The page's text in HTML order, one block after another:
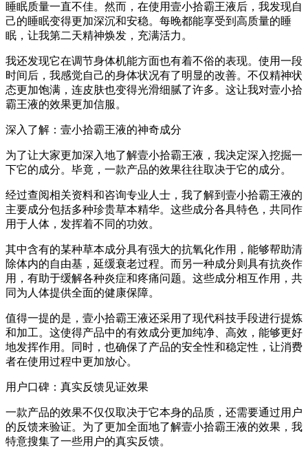
睡眠质量一直不佳。然而，在使用壹小拾霸王液后，我发现自
己的睡眠变得更加深沉和安稳。每晚都能享受到高质量的睡
眠，让我第二天精神焕发，充满活力。
我还发现它在调节身体机能方面也有着不俗的表现。使用一段
时间后，我感觉自己的身体状况有了明显的改善。不仅精神状
态更加饱满，连皮肤也变得光滑细腻了许多。这让我对壹小拾
霸王液的效果更加信服。
深入了解：壹小拾霸王液的神奇成分
为了让大家更加深入地了解壹小拾霸王液，我决定深入挖掘一
下它的成分。毕竟，一款产品的效果往往取决于它的成分。
经过查阅相关资料和咨询专业人士，我了解到壹小拾霸王液的
主要成分包括多种珍贵草本精华。这些成分各具特色，共同作
用于人体，发挥着不同的功效。
其中含有的某种草本成分具有强大的抗氧化作用，能够帮助清
除体内的自由基，延缓衰老过程。而另一种成分则具有抗炎作
用，有助于缓解各种炎症和疼痛问题。这些成分相互作用，共
同为人体提供全面的健康保障。
值得一提的是，壹小拾霸王液还采用了现代科技手段进行提炼
和加工。这使得产品中的有效成分更加纯净、高效，能够更好
地发挥作用。同时，也确保了产品的安全性和稳定性，让消费
者在使用过程中更加放心。
用户口碑：真实反馈见证效果
一款产品的效果不仅仅取决于它本身的品质，还需要通过用户
的反馈来验证。为了更加全面地了解壹小拾霸王液的效果，我
特意搜集了一些用户的真实反馈。